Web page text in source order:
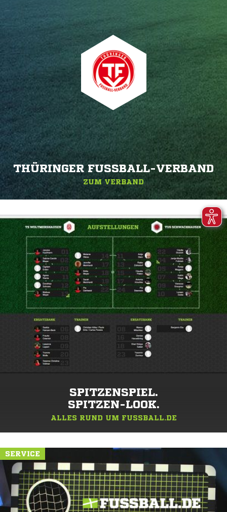
THÜRINGER FUSSBALL-VERBAND
ZUM VERBAND
SPITZENSPIEL.
SPITZEN-LOOK.
ALLES RUND UM FUSSBALL.DE
SERVICE